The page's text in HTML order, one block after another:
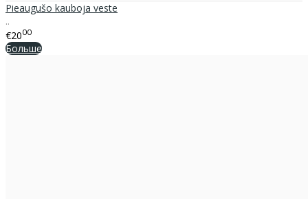
Pieaugušo kauboja vestе
..
€2000
Больше